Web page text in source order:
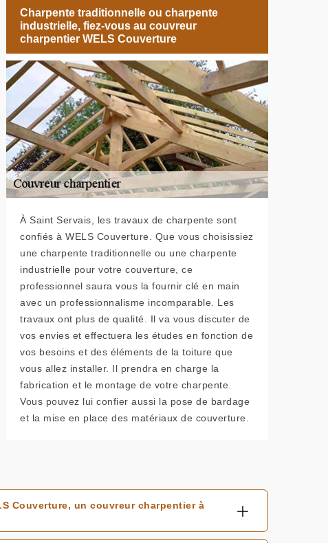
Charpente traditionnelle ou charpente
industrielle, fiez-vous au couvreur
charpentier WELS Couverture
À Saint Servais, les travaux de charpente sont
confiés à WELS Couverture. Que vous choisissiez
une charpente traditionnelle ou une charpente
industrielle pour votre couverture, ce
professionnel saura vous la fournir clé en main
avec un professionnalisme incomparable. Les
travaux ont plus de qualité. Il va vous discuter de
vos envies et effectuera les études en fonction de
vos besoins et des éléments de la toiture que
vous allez installer. Il prendra en charge la
fabrication et le montage de votre charpente.
Vous pouvez lui confier aussi la pose de bardage
et la mise en place des matériaux de couverture.
Couverture, un couvreur charpentier à